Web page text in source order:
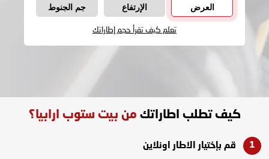
العرض الإرتفاع جم الجنوط
تعلم كيف تقرأ حجم إطاراتك
كيف تطلب اطاراتك من بيت ستوب ارابيا؟
قم بإختيار الاطار اونلاين